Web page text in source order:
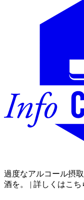
過度なアルコール摂
酒を。 | 詳しくはこち